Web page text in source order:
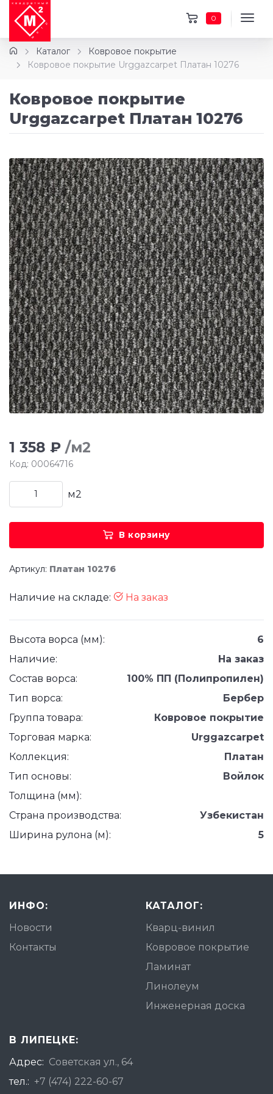
0
Каталог
Ковровое покрытие
Ковровое покрытие Urggazcarpet Платан 10276
Ковровое покрытие
Urggazcarpet Платан 10276
1 358 ₽ /м2
Код: 00064716
м2
В корзину
Артикул: Платан 10276
Наличие на складе: На заказ
Высота ворса (мм):
6
Наличие:
На заказ
Состав ворса:
100% ПП (Полипропилен)
Тип ворса:
Бербер
Группа товара:
Ковровое покрытие
Торговая марка:
Urggazcarpet
Коллекция:
Платан
Тип основы:
Войлок
Толщина (мм):
Страна производства:
Узбекистан
Ширина рулона (м):
5
ИНФО:
Новости
Контакты
КАТАЛОГ:
Кварц-винил
Ковровое покрытие
Ламинат
Линолеум
Инженерная доска
В ЛИПЕЦКЕ:
Адрес: Советская ул., 64
тел.: +7 (474) 222-60-67